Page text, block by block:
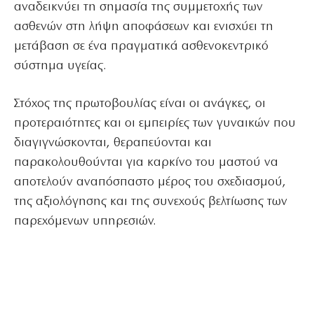
αναδεικνύει τη σημασία της συμμετοχής των
ασθενών στη λήψη αποφάσεων και ενισχύει τη
μετάβαση σε ένα πραγματικά ασθενοκεντρικό
σύστημα υγείας.
Στόχος της πρωτοβουλίας είναι οι ανάγκες, οι
προτεραιότητες και οι εμπειρίες των γυναικών που
διαγιγνώσκονται, θεραπεύονται και
παρακολουθούνται για καρκίνο του μαστού να
αποτελούν αναπόσπαστο μέρος του σχεδιασμού,
της αξιολόγησης και της συνεχούς βελτίωσης των
παρεχόμενων υπηρεσιών.